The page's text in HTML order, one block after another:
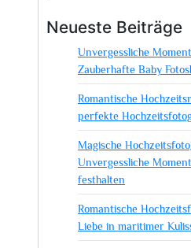
mit
Neueste Beiträge
Unvergessliche
Zauberhafte Baby
Romantische
perfekte
Magische
Unvergessliche
festhalten
Romantische
Liebe in maritimer